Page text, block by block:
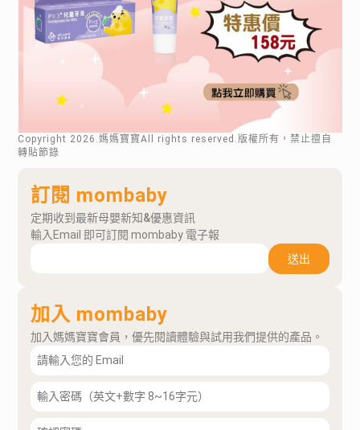
Copyright 2026 .媽媽寶寶All rights reserved.版權所有，禁止擅自
轉貼節錄
訂閱 mombaby
定期收到最新母嬰新知&優惠資訊
輸入Email 即可訂閱 mombaby 電子報
送出
加入 mombaby
加入媽媽寶寶會員，優先閱讀體驗與試用我們提供的產品。